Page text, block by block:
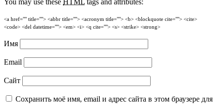
You may use these HTML tags and attributes:
<a href="" title=""> <abbr title=""> <acronym title=""> <b> <blockquote cite=""> <cite>
<code> <del datetime=""> <em> <i> <q cite=""> <s> <strike> <strong>
Имя
Email
Сайт
Сохранить моё имя, email и адрес сайта в этом браузере для